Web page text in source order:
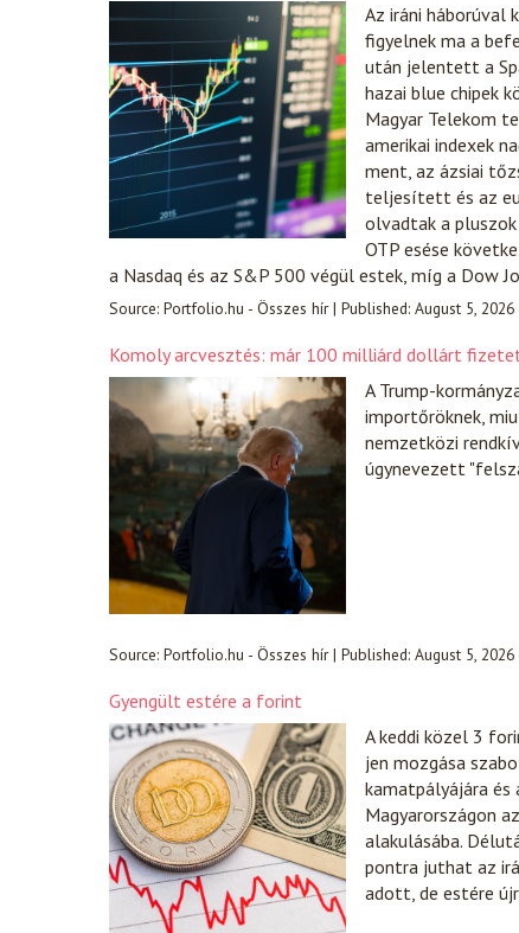
Az iráni
figyelnek ma a
után jelentett a
hazai blue chipek
Magyar Telekom
amerikai indexek
ment, az ázsiai
teljesített és az
olvadtak a
OTP esése
a Nasdaq és az S&P 500 végül estek, míg a Dow
Source: Portfolio.hu - Összes hír| Published: August 5, 2026
Komoly arcvesztés: már 100 milliárd dollárt
A Trump-
importőröknek,
nemzetközi
úgynevezett
Source: Portfolio.hu - Összes hír| Published: August 5, 2026
Gyengült estére a forint
A keddi közel 3
jen mozgása
kamatpályájára és
Magyarországon
alakulásába.
pontra juthat az
adott, de estére